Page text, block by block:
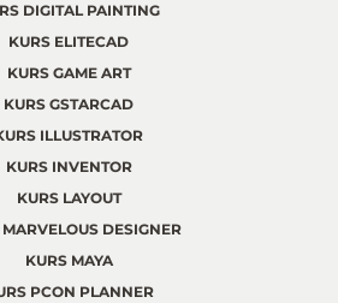
DIGITAL PAINTING
KURS ELITECAD
KURS GAME ART
KURS GSTARCAD
ILLUSTRATOR
KURS INVENTOR
KURS LAYOUT
MARVELOUS DESIGNER
KURS MAYA
PCON PLANNER